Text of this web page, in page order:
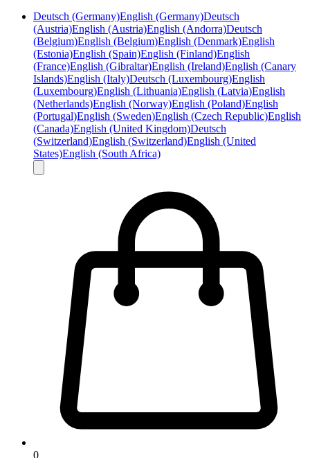
Deutsch (Germany)English (Germany)Deutsch
(Austria)English (Austria)English (Andorra)Deutsch
(Belgium)English (Belgium)English (Denmark)English
(Estonia)English (Spain)English (Finland)English
(France)English (Gibraltar)English (Ireland)English (Canary
Islands)English (Italy)Deutsch (Luxembourg)English
(Luxembourg)English (Lithuania)English (Latvia)English
(Netherlands)English (Norway)English (Poland)English
(Portugal)English (Sweden)English (Czech Republic)English
(Canada)English (United Kingdom)Deutsch
(Switzerland)English (Switzerland)English (United
States)English (South Africa)
0